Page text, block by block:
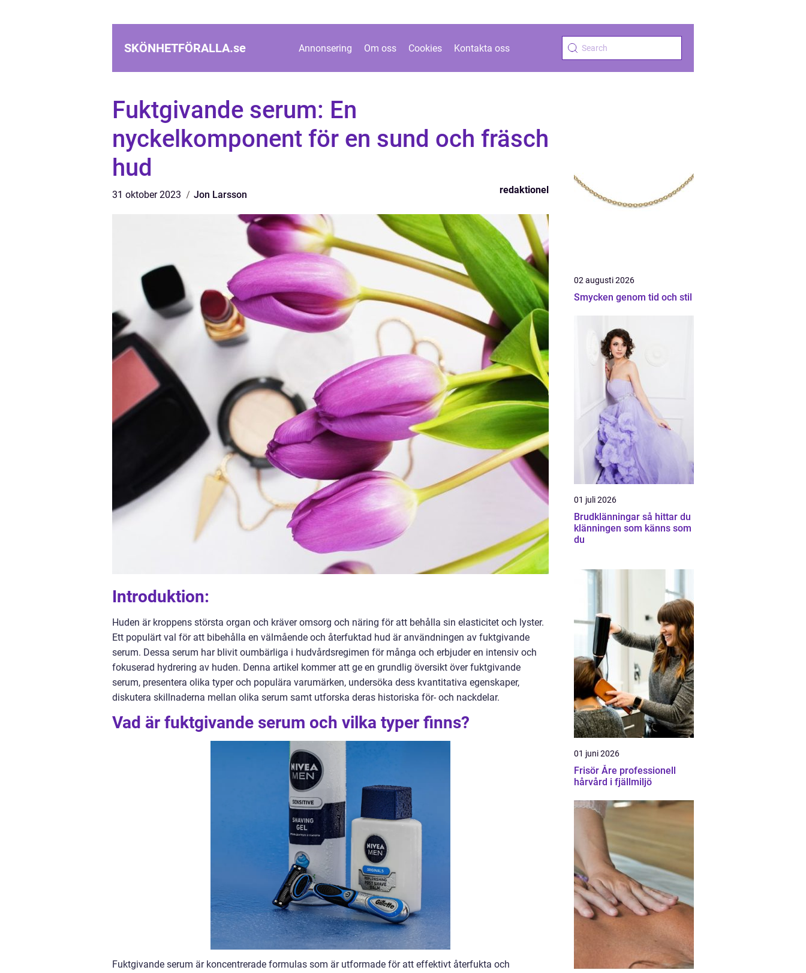
SKÖNHETFÖRALLA.se Annonsering Om oss Cookies Kontakta oss
Fuktgivande serum: En
nyckelkomponent för en sund och fräsch
hud
31 oktober 2023 Jon Larsson redaktionel
Introduktion:
Huden är kroppens största organ och kräver omsorg och näring för att behålla sin elasticitet och lyster.
Ett populärt val för att bibehålla en välmående och återfuktad hud är användningen av fuktgivande
serum. Dessa serum har blivit oumbärliga i hudvårdsregimen för många och erbjuder en intensiv och
fokuserad hydrering av huden. Denna artikel kommer att ge en grundlig översikt över fuktgivande
serum, presentera olika typer och populära varumärken, undersöka dess kvantitativa egenskaper,
diskutera skillnaderna mellan olika serum samt utforska deras historiska för- och nackdelar.
Vad är fuktgivande serum och vilka typer finns?
Fuktgivande serum är koncentrerade formulas som är utformade för att effektivt återfukta och
02 augusti 2026
Smycken genom tid och stil
01 juli 2026
Brudklänningar så hittar du
klänningen som känns som
du
01 juni 2026
Frisör Åre professionell
hårvård i fjällmiljö